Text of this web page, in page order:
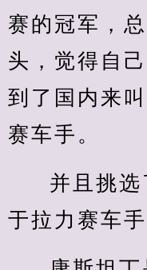
赛的冠军，
头，觉得自
到了国内来
赛车手。
并且挑
于拉力赛车